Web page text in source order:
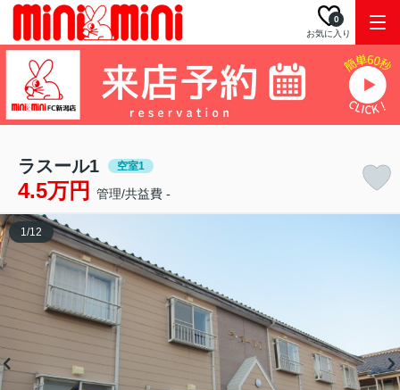
お気に入り
0
ラスール1 空室1
4.5万円 管理/共益費 -
1 /12